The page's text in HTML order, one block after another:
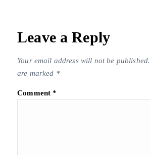
Leave a Reply
Your email address will not be published.
are marked *
Comment*